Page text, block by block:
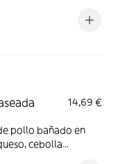
14,69 €
pollo bañado en
cebolla